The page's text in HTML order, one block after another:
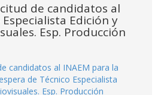
de candidatos al
Especialista Edición y
Esp. Producción
candidatos al INAEM para la
de Técnico Especialista
Esp. Producción